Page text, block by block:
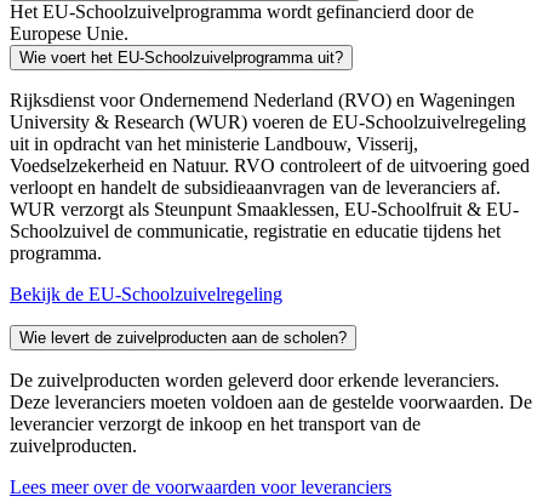
Het EU-Schoolzuivelprogramma wordt gefinancierd door de
Europese Unie.
Wie voert het EU-Schoolzuivelprogramma uit?
Rijksdienst voor Ondernemend Nederland (RVO) en Wageningen
University & Research (WUR) voeren de EU-Schoolzuivelregeling
uit in opdracht van het ministerie Landbouw, Visserij,
Voedselzekerheid en Natuur. RVO controleert of de uitvoering goed
verloopt en handelt de subsidieaanvragen van de leveranciers af.
WUR verzorgt als Steunpunt Smaaklessen, EU-Schoolfruit & EU-
Schoolzuivel de communicatie, registratie en educatie tijdens het
programma.
Bekijk de EU-Schoolzuivelregeling
Wie levert de zuivelproducten aan de scholen?
De zuivelproducten worden geleverd door erkende leveranciers.
Deze leveranciers moeten voldoen aan de gestelde voorwaarden. De
leverancier verzorgt de inkoop en het transport van de
zuivelproducten.
Lees meer over de voorwaarden voor leveranciers